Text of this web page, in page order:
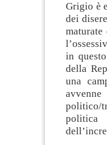
Grigio è
dei
in
della
una
politico/
politica